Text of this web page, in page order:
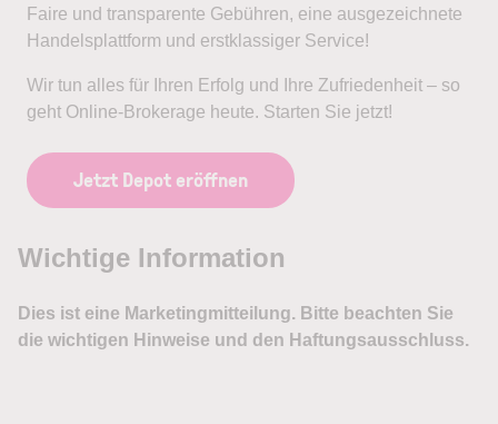
Faire und transparente Gebühren, eine ausgezeichnete
Handelsplattform und erstklassiger Service!
Wir tun alles für Ihren Erfolg und Ihre Zufriedenheit – so
geht Online-Brokerage heute. Starten Sie jetzt!
Jetzt Depot eröffnen